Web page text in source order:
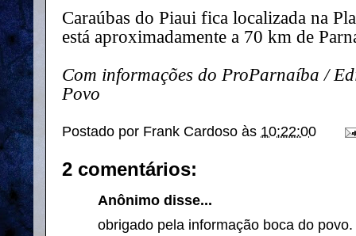
Caraúbas do Piaui fica localizada na
está aproximadamente a 70 km de
Com informações do ProParnaíba /
Povo
Postado por Frank Cardoso às 10:22:00
2 comentários:
Anônimo disse...
obrigado pela informação boca do povo.